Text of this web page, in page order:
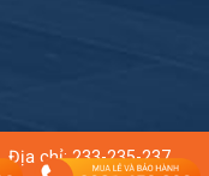
Địa chỉ: 233-235-237